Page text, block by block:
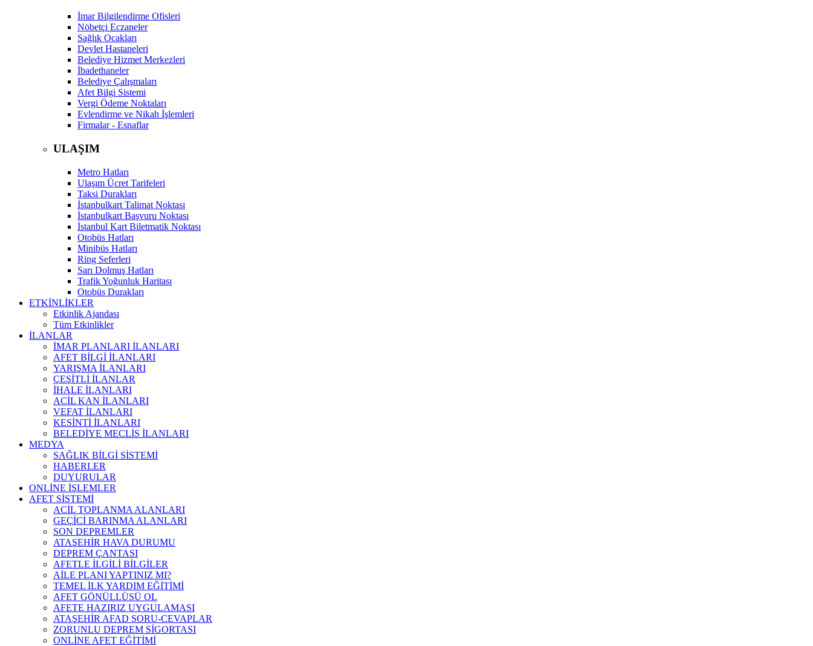
İmar Bilgilendirme Ofisleri
Nöbetçi Eczaneler
Sağlık Ocakları
Devlet Hastaneleri
Belediye Hizmet Merkezleri
İbadethaneler
Belediye Çalışmaları
Afet Bilgi Sistemi
Vergi Ödeme Noktaları
Evlendirme ve Nikah İşlemleri
Firmalar - Esnaflar
ULAŞIM
Metro Hatları
Ulaşım Ücret Tarifeleri
Taksi Durakları
İstanbulkart Talimat Noktası
İstanbulkart Başvuru Noktası
İstanbul Kart Biletmatik Noktası
Otobüs Hatları
Minibüs Hatları
Ring Seferleri
Sarı Dolmuş Hatları
Trafik Yoğunluk Haritası
Otobüs Durakları
ETKİNLİKLER
Etkinlik Ajandası
Tüm Etkinlikler
İLANLAR
İMAR PLANLARI İLANLARI
AFET BİLGİ İLANLARI
YARIŞMA İLANLARI
ÇEŞİTLİ İLANLAR
İHALE İLANLARI
ACİL KAN İLANLARI
VEFAT İLANLARI
KESİNTİ İLANLARI
BELEDİYE MECLİS İLANLARI
MEDYA
SAĞLIK BİLGİ SİSTEMİ
HABERLER
DUYURULAR
ONLİNE İŞLEMLER
AFET SİSTEMİ
ACİL TOPLANMA ALANLARI
GEÇİCİ BARINMA ALANLARI
SON DEPREMLER
ATAŞEHİR HAVA DURUMU
DEPREM ÇANTASI
AFETLE İLGİLİ BİLGİLER
AİLE PLANI YAPTINIZ MI?
TEMEL İLK YARDIM EĞİTİMİ
AFET GÖNÜLLÜSÜ OL
AFETE HAZIRIZ UYGULAMASI
ATAŞEHİR AFAD SORU-CEVAPLAR
ZORUNLU DEPREM SİGORTASI
ONLİNE AFET EĞİTİMİ